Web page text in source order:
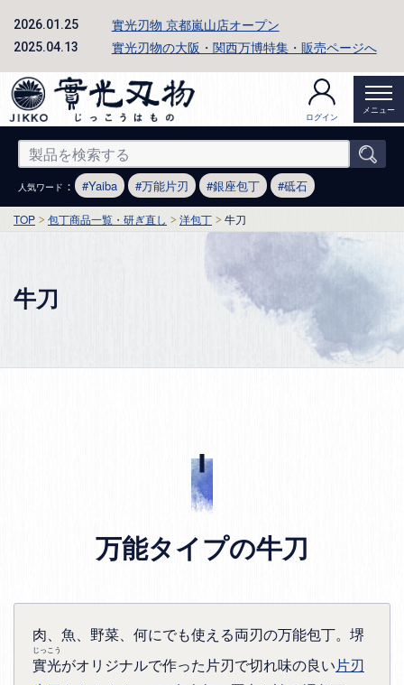
2026.01.25 實光刃物 京都嵐山店オープン
2025.04.13 實光刃物の大阪・関西万博特集・販売ページへ
ログイン
メニュー
人気ワード ： Yaiba 万能片刃 銀座包丁 砥石
TOP 包丁商品一覧・研ぎ直し 洋包丁 牛刀
牛刀
万能タイプの牛刀
肉、魚、野菜、何にでも使える両刃の万能包丁。堺
實光
じっこう
がオリジナルで作った片刃で切れ味の良い片刃